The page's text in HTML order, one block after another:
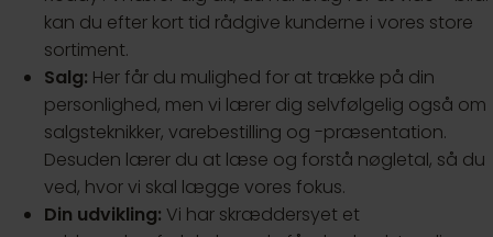
kan du efter kort tid rådgive kunderne i vores store
sortiment.
Salg: Her får du mulighed for at trække på din
personlighed, men vi lærer dig selvfølgelig også om
salgsteknikker, varebestilling og -præsentation.
Desuden lærer du at læse og forstå nøgletal, så du
ved, hvor vi skal lægge vores fokus.
Din udvikling: Vi har skræddersyet et